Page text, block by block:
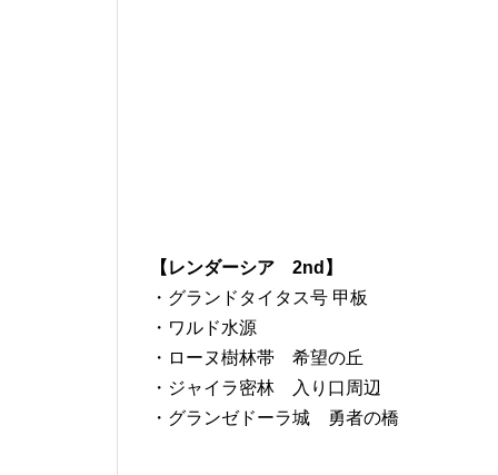
【レンダーシア 2nd】
・グランドタイタス号 甲板
・ワルド水源
・ローヌ樹林帯 希望の丘
・ジャイラ密林 入り口周辺
・グランゼドーラ城 勇者の橋